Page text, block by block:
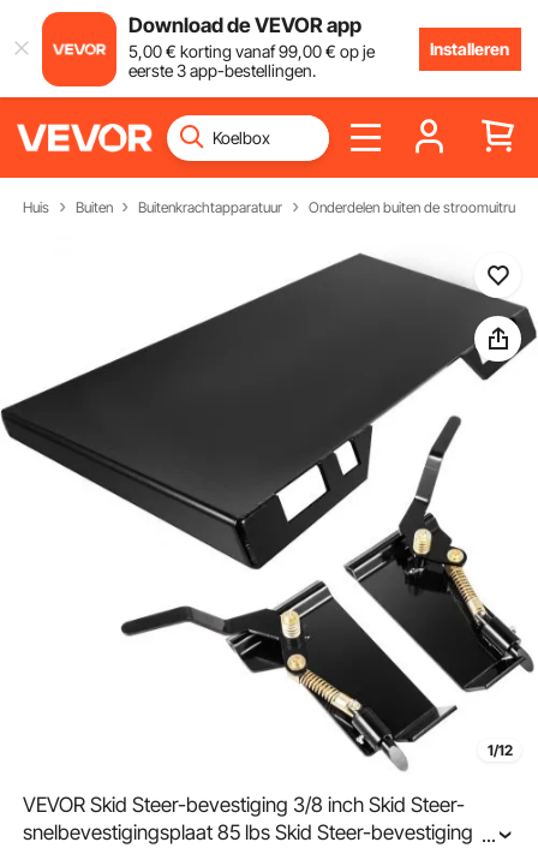
Download de VEVOR app
5,00€ korting vanaf99,00€ op je
eerste 3 app-bestellingen.
Installeren
Huis Buiten Buitenkrachtapparatuur Onderdelen buiten de
1/12
VEVOR Skid Steer-bevestiging 3/8 inch Skid Steer-
snelbevestigingsplaat 85 lbs Skid Steer-bevestiging 18,5
...